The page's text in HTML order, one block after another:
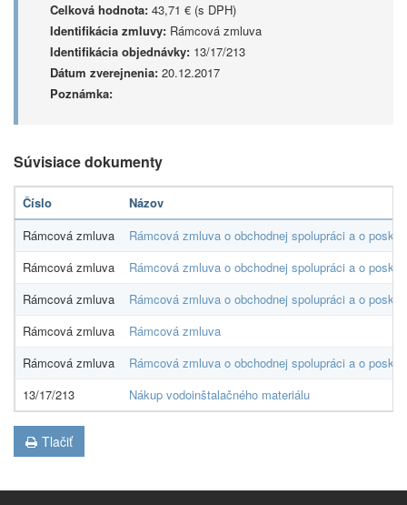
Celková hodnota: 43,71 € (s DPH)
Identifikácia zmluvy: Rámcová zmluva
Identifikácia objednávky: 13/17/213
Dátum zverejnenia: 20.12.2017
Poznámka:
Súvisiace dokumenty
Číslo
Názov
Rámcová zmluva
Rámcová zmluva o obchodnej spolupráci a o
Rámcová zmluva
Rámcová zmluva o obchodnej spolupráci a o
Rámcová zmluva
Rámcová zmluva o obchodnej spolupráci a o
Rámcová zmluva
Rámcová zmluva
Rámcová zmluva
Rámcová zmluva o obchodnej spolupráci a o
13/17/213
Nákup vodoinštalačného materiálu
Tlačiť